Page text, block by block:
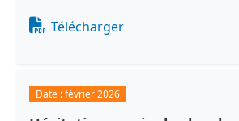
Document
Télécharger
Date :février 2026